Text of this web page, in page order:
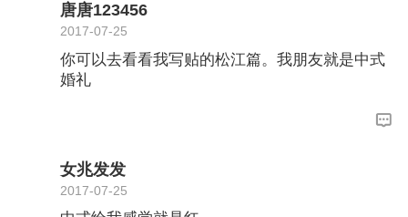
唐唐123456
2017-07-25
你可以去看看我写贴的松江篇。我朋友就是中式
婚礼
女兆发发
2017-07-25